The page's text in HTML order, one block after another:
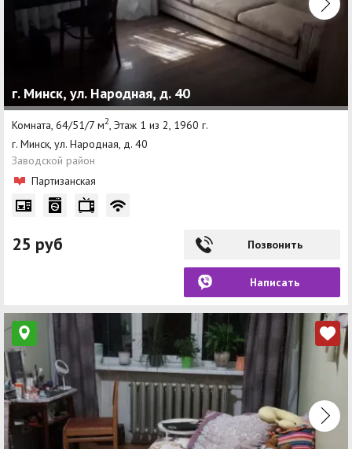
г. Минск, ул. Народная, д. 40
Комната, 64/51/7 м2, Этаж 1 из 2, 1960 г.
г. Минск, ул. Народная, д. 40
Заводской район
Партизанская
25 руб Позвонить
Написать